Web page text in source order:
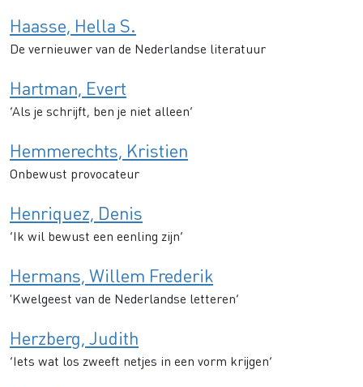
Haasse, Hella S.
De vernieuwer van de Nederlandse literatuur
Hartman, Evert
‘Als je schrijft, ben je niet alleen’
Hemmerechts, Kristien
Onbewust provocateur
Henriquez, Denis
’Ik wil bewust een eenling zijn’
Hermans, Willem Frederik
'Kwelgeest van de Nederlandse letteren’
Herzberg, Judith
‘Iets wat los zweeft netjes in een vorm krijgen’